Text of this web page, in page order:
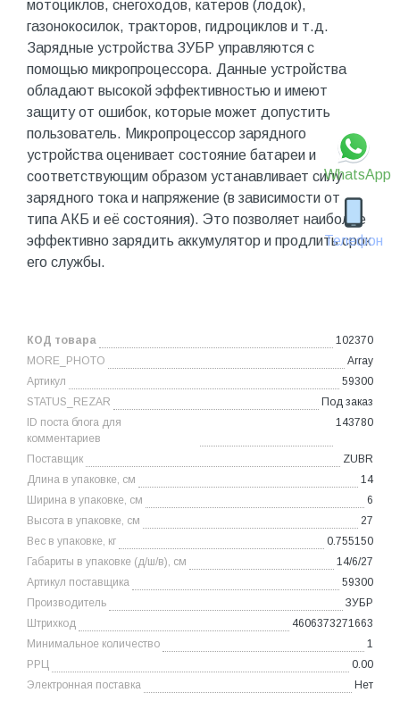
WhatsApp
Телефон
мотоциклов, снегоходов, катеров (лодок),
газонокосилок, тракторов, гидроциклов и т.д.
Зарядные устройства ЗУБР управляются с
помощью микропроцессора. Данные устройства
обладают высокой эффективностью и имеют
защиту от ошибок, которые может допустить
пользователь. Микропроцессор зарядного
устройства оценивает состояние батареи и
соответствующим образом устанавливает силу
зарядного тока и напряжение (в зависимости от
типа АКБ и её состояния). Это позволяет наиболее
эффективно зарядить аккумулятор и продлить срок
его службы.
КОД товара
102370
MORE_PHOTO
Array
Артикул
59300
STATUS_REZAR
Под заказ
ID поста блога для
комментариев
143780
Поставщик
ZUBR
Длина в упаковке, см
14
Ширина в упаковке, см
6
Высота в упаковке, см
27
Вес в упаковке, кг
0.755150
Габариты в упаковке (д/ш/в), см
14/6/27
Артикул поставщика
59300
Производитель
ЗУБР
Штрихкод
4606373271663
Минимальное количество
1
РРЦ
0.00
Электронная поставка
Нет